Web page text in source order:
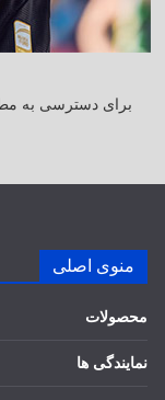
برای دسترسی به
منوی اصلی
محصولات
نمایندگی ها